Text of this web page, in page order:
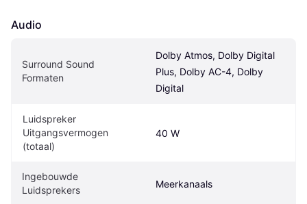
Audio
Surround Sound
Formaten
Dolby Atmos, Dolby Digital
Plus, Dolby AC-4, Dolby
Digital
Luidspreker
Uitgangsvermogen
(totaal)
40 W
Ingebouwde
Luidsprekers
Meerkanaals